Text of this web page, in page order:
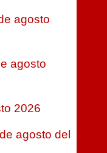
agosto
agosto
2026
agosto del